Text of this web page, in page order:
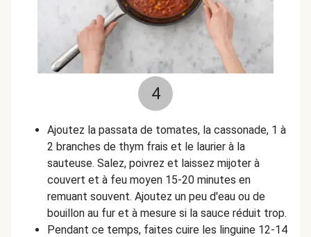
4
Ajoutez la passata de tomates, la cassonade, 1 à
2 branches de thym frais et le laurier à la
sauteuse. Salez, poivrez et laissez mijoter à
couvert et à feu moyen 15-20 minutes en
remuant souvent. Ajoutez un peu d'eau ou de
bouillon au fur et à mesure si la sauce réduit trop.
Pendant ce temps, faites cuire les linguine 12-14